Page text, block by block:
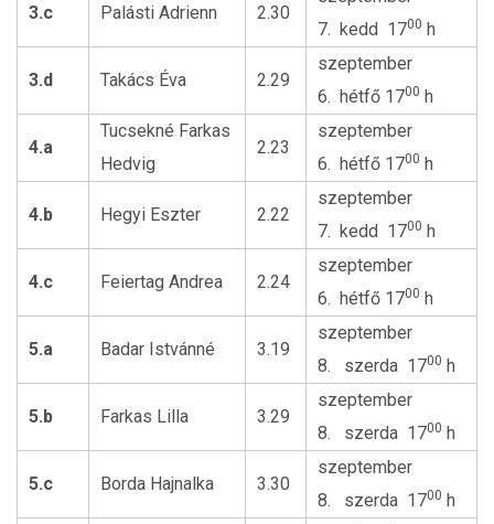
3.c Palásti Adrienn 2.30
7. kedd 1700 h
3.d Takács Éva 2.29
szeptember
6. hétfő 1700 h
4.a
Tucsekné Farkas
Hedvig
2.23
szeptember
6. hétfő 1700 h
4.b Hegyi Eszter 2.22
szeptember
7. kedd 1700 h
4.c Feiertag Andrea 2.24
szeptember
6. hétfő 1700 h
5.a Badar Istvánné 3.19
szeptember
8. szerda 1700 h
5.b Farkas Lilla 3.29
szeptember
8. szerda 1700 h
5.c Borda Hajnalka 3.30
szeptember
8. szerda 1700 h